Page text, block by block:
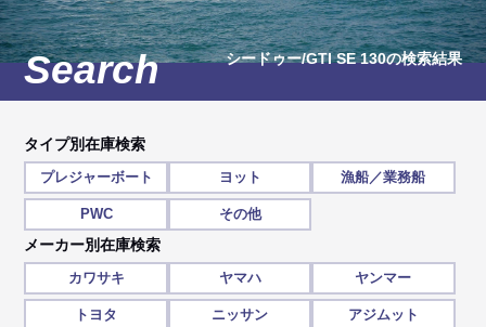
シードゥー/GTI SE 130の検索結果
タイプ別在庫検索
プレジャーボート ヨット 漁船／業務船
PWC その他
メーカー別在庫検索
カワサキ ヤマハ ヤンマー
トヨタ ニッサン アジムット